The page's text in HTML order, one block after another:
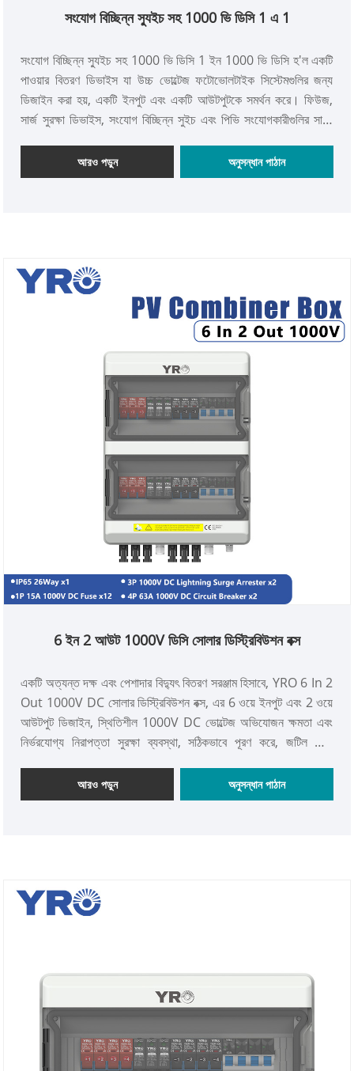
সংযোগ বিচ্ছিন্ন স্যুইচ সহ 1000 ভি ডিসি 1 এ 1
সংযোগ বিচ্ছিন্ন স্যুইচ সহ 1000 ভি ডিসি 1 ইন 1000 ভি ডিসি হ'ল একটি
পাওয়ার বিতরণ ডিভাইস যা উচ্চ ভোল্টেজ ফটোভোলটাইক সিস্টেমগুলির জন্য
ডিজাইন করা হয়, একটি ইনপুট এবং একটি আউটপুটকে সমর্থন করে। ফিউজ,
সার্জ সুরক্ষা ডিভাইস, সংযোগ বিচ্ছিন্ন সুইচ এবং পিভি সংযোগকারীগুলির সাথে
ম্যানেজমেন্ট সরবরাহ করে। এর উচ্চ ভোল্টেজ প্রতিরোধের এবং কমপ্যাক্ট ডিজাইন
এটিকে বৃহত আকারের পিভি বিদ্যুৎ কেন্দ্র এবং বাণিজ্যিক সৌর প্রকল্পগুলির জন্য
আরও পড়ুন অনুসন্ধান পাঠান
6 ইন 2 আউট 1000V ডিসি সোলার ডিস্ট্রিবিউশন বক্স
একটি অত্যন্ত দক্ষ এবং পেশাদার বিদ্যুৎ বিতরণ সরঞ্জাম হিসাবে, YRO 6 In 2
Out 1000V DC সোলার ডিস্ট্রিবিউশন বক্স, এর 6 ওয়ে ইনপুট এবং 2 ওয়ে
আউটপুট ডিজাইন, স্থিতিশীল 1000V DC ভোল্টেজ অভিযোজন ক্ষমতা এবং
নির্ভরযোগ্য নিরাপত্তা সুরক্ষা ব্যবস্থা, সঠিকভাবে পূরণ করে, জটিল ডিসি
শক্তিশালী শক্তি সরবরাহ করে। পাওয়ার সিস্টেমের স্থিতিশীল এবং দক্ষ
অপারেশন নিশ্চিত করে।
আরও পড়ুন অনুসন্ধান পাঠান